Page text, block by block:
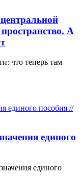
А
что теперь там
единого
единого